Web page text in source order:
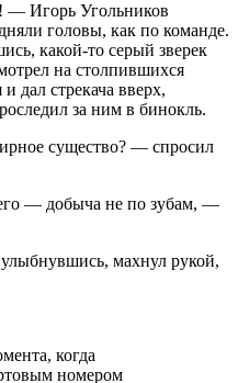
— Игорь Угольников
головы, как по команде.
какой-то серый зверек
на столпившихся
дал стрекача вверх,
за ним в бинокль.
существо? — спросил
— добыча не по зубам, —
махнул рукой,
когда
номером